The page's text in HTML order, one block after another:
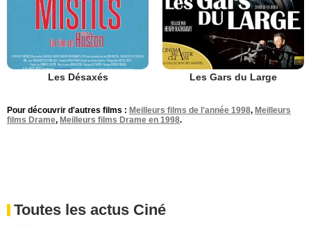
Les Désaxés Les Gars du Large
Pour découvrir d'autres films : Meilleurs films de l'année 1998, Meilleurs
films Drame, Meilleurs films Drame en 1998.
Toutes les actus Ciné